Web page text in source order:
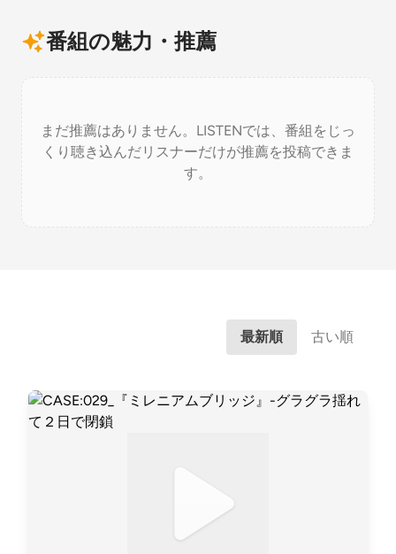
番組の魅力・推薦
まだ推薦はありません。LISTENでは、番組をじっ
くり聴き込んだリスナーだけが推薦を投稿できま
す。
最新順 古い順